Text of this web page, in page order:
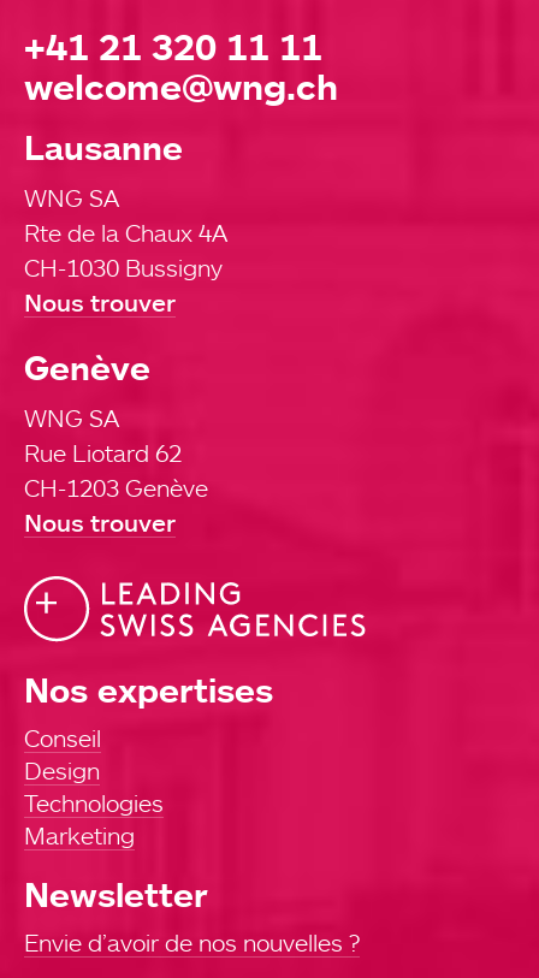
+41 21 320 11 11
welcome@wng.ch
Lausanne
WNG SA
Rte de la Chaux 4A
CH-1030 Bussigny
Nous trouver
Genève
WNG SA
Rue Liotard 62
CH-1203 Genève
Nous trouver
Nos expertises
Conseil
Design
Technologies
Marketing
Newsletter
Envie d’avoir de nos nouvelles ?